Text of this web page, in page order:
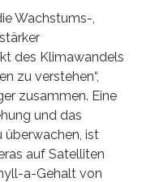
Wachstums-,
des Klimawandels
zu verstehen“,
zusammen. Eine
und das
ist
auf Satelliten
a-Gehalt von